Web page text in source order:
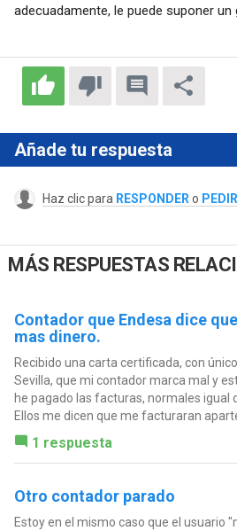
adecuadamente, le puede suponer un
Añade tu respuesta
Haz clic para RESPONDER o
MÁS RESPUESTAS
Contador que Endesa dice
mas dinero.
Recibido una carta certificada, con
Sevilla, que mi contador marca mal y
he pagado las facturas, normales igual
Ellos me dicen que me facturaran
1 respuesta
Otro contador parado
Estoy en el mismo caso que el usuario